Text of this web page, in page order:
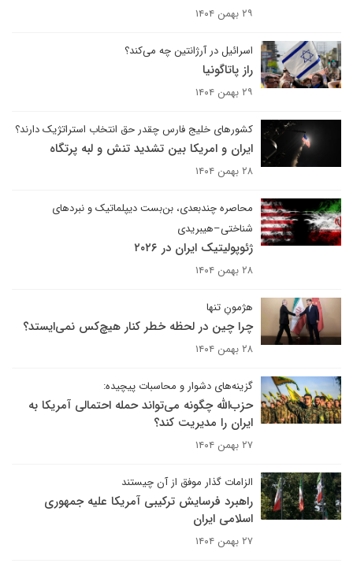
۲۹ بهمن ۱۴۰۴
اسرائیل در آرژانتین چه می‌کند؟
راز پاتاگونیا
۲۹ بهمن ۱۴۰۴
کشورهای خلیج فارس چقدر حق انتخاب استراتژیک دارند؟
ایران و امریکا بین تشدید تنش و لبه پرتگاه
۲۸ بهمن ۱۴۰۴
محاصره چندبعدی، بن‌بست دیپلماتیک و نبردهای
شناختی–هیبریدی
ژئوپولیتیک ایران در ۲۰۲۶
۲۸ بهمن ۱۴۰۴
هژمونِ تنها
چرا چین در لحظه خطر کنار هیچ‌کس نمی‌ایستد؟
۲۸ بهمن ۱۴۰۴
گزینه‌های دشوار و محاسبات پیچیده:
حزب‌الله چگونه می‌تواند حمله احتمالی آمریکا به
ایران را مدیریت کند؟
۲۷ بهمن ۱۴۰۴
الزامات گذار موفق از آن چیستند
راهبرد فرسایش ترکیبی آمریکا علیه جمهوری
اسلامی ایران
۲۷ بهمن ۱۴۰۴